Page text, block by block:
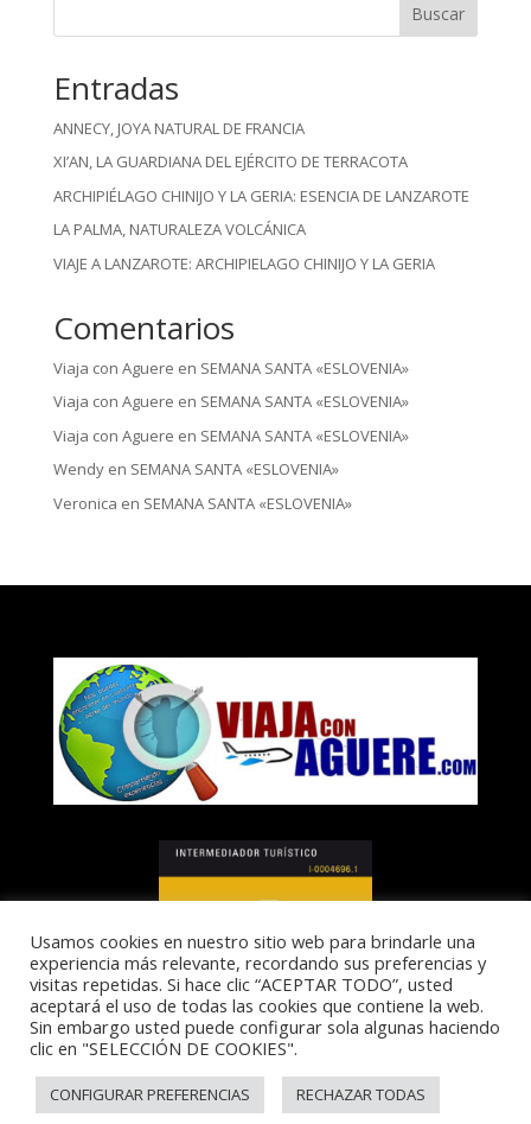
Buscar
Entradas
ANNECY, JOYA NATURAL DE FRANCIA
XI’AN, LA GUARDIANA DEL EJÉRCITO DE TERRACOTA
ARCHIPIÉLAGO CHINIJO Y LA GERIA: ESENCIA DE LANZAROTE
LA PALMA, NATURALEZA VOLCÁNICA
VIAJE A LANZAROTE: ARCHIPIELAGO CHINIJO Y LA GERIA
Comentarios
Viaja con Aguere en SEMANA SANTA «ESLOVENIA»
Viaja con Aguere en SEMANA SANTA «ESLOVENIA»
Viaja con Aguere en SEMANA SANTA «ESLOVENIA»
Wendyen SEMANA SANTA «ESLOVENIA»
Veronica en SEMANA SANTA «ESLOVENIA»
I-0004696.1
Usamos cookies en nuestro sitio web para brindarle una
experiencia más relevante, recordando sus preferencias y
visitas repetidas. Si hace clic “ACEPTAR TODO”, usted
aceptará el uso de todas las cookies que contiene la web.
Sin embargo usted puede configurar sola algunas haciendo
clic en "SELECCIÓN DE COOKIES".
CONFIGURAR PREFERENCIAS RECHAZAR TODAS